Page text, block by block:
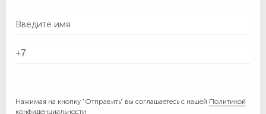
Нажимая на кнопку "Отправить" вы соглашаетесь с нашей Политикой
конфиденциальности